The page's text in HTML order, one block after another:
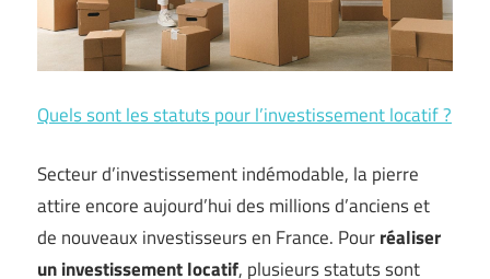
Quels sont les statuts pour l’investissement locatif ?
Secteur d’investissement indémodable, la pierre
attire encore aujourd’hui des millions d’anciens et
de nouveaux investisseurs en France. Pourréaliser
un investissement locatif, plusieurs statuts sont